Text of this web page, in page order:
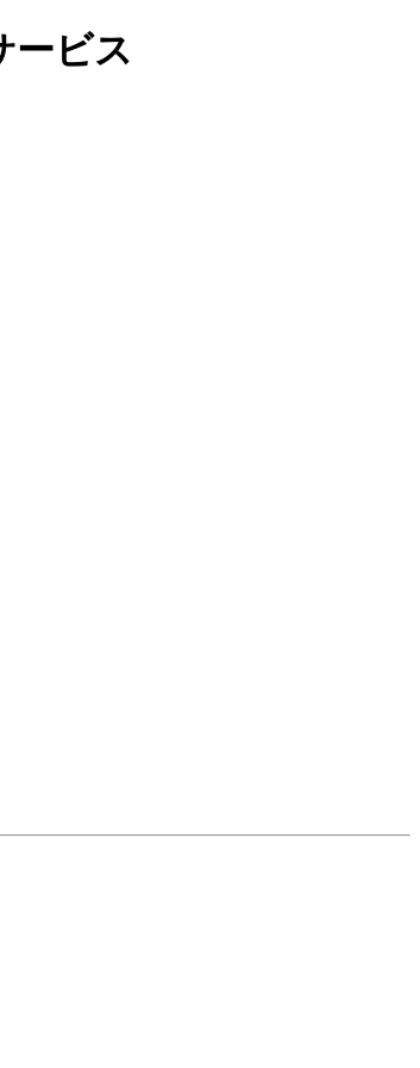
ービス